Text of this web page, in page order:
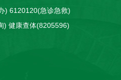
) 6120120(急诊急救)
康查体(8205596)